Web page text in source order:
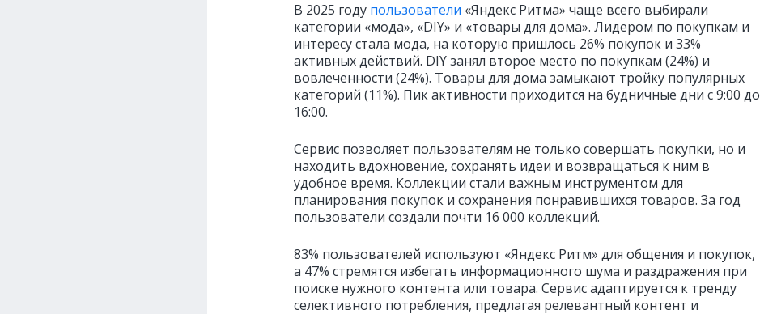
В 2025 году пользователи «Яндекс Ритма» чаще всего выбирали
категории «мода», «DIY» и «товары для дома». Лидером по покупкам и
интересу стала мода, на которую пришлось 26% покупок и 33%
активных действий. DIY занял второе место по покупкам (24%) и
вовлеченности (24%). Товары для дома замыкают тройку популярных
категорий (11%). Пик активности приходится на будничные дни с 9:00 до
16:00.
Сервис позволяет пользователям не только совершать покупки, но и
находить вдохновение, сохранять идеи и возвращаться к ним в
удобное время. Коллекции стали важным инструментом для
планирования покупок и сохранения понравившихся товаров. За год
пользователи создали почти 16 000 коллекций.
83% пользователей используют «Яндекс Ритм» для общения и покупок,
а 47% стремятся избегать информационного шума и раздражения при
поиске нужного контента или товара. Сервис адаптируется к тренду
селективного потребления, предлагая релевантный контент и